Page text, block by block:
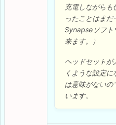
充電しながら
ったことはま
Synapseソフト
来ます。）
ヘッドセットが
くような設定
は意味がないの
います。